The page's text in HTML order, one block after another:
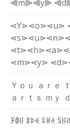
⫷m⫸⫷y⫸
⋖Y⋗⋖o⋗⋖u⋗
⋖s⋗⋖u⋗⋖n⋗
⋖t⋗⋖h⋗⋖a⋗
⋖m⋗⋖y⋗ ⋖d⋗
Ｙ ｏ ｕ ａ ｒ ｅ ｔ
ａ ｒ ｔ ｓ ｍ ｙ ｄ
ꐞꂦꐇ ꁲꌅꈼꋖꍩꈼ ꌚꐇꋊ